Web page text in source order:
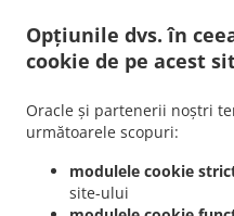
Opțiunile dvs. în
cookie de pe acest
Oracle și partenerii noștri
următoarele scopuri:
modulele cookie
site-ului
603 N Main St, Euless, TX
+1 817-242-4568
Meniu
Pre-comandă
Contactează-ne